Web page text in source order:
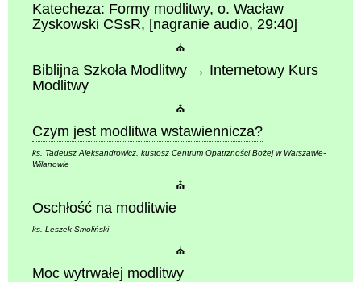
Katecheza: Formy modlitwy, o. Wacław
Zyskowski CSsR, [nagranie audio, 29:40]
⛪
Biblijna Szkoła Modlitwy → Internetowy Kurs
Modlitwy
⛪
Czym jest modlitwa wstawiennicza?
ks. Tadeusz Aleksandrowicz, kustosz Centrum Opatrzności Bożej w Warszawie-
Wilanowie
⛪
Oschłość na modlitwie
ks. Leszek Smoliński
⛪
Moc wytrwałej modlitwy